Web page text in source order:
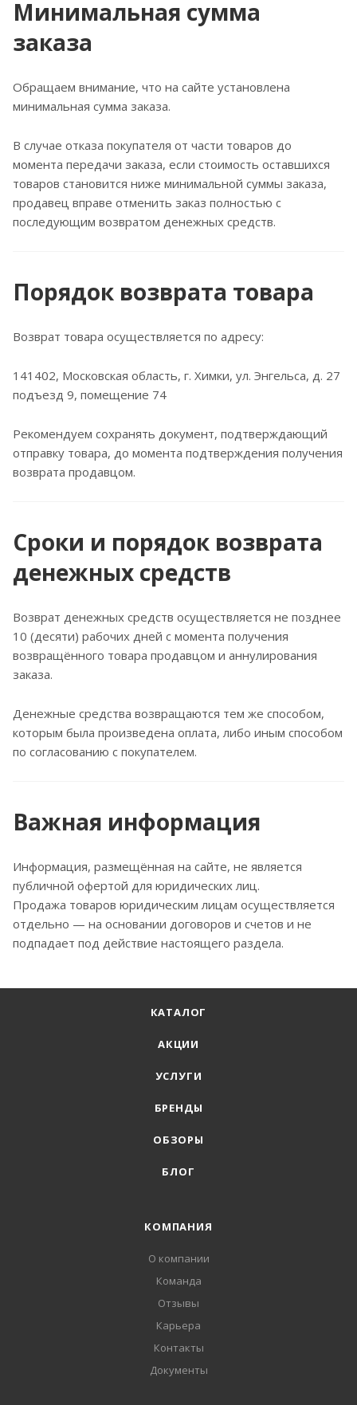
Минимальная сумма
заказа
Обращаем внимание, что на сайте установлена
минимальная сумма заказа.
В случае отказа покупателя от части товаров до
момента передачи заказа, если стоимость оставшихся
товаров становится ниже минимальной суммы заказа,
продавец вправе отменить заказ полностью с
последующим возвратом денежных средств.
Порядок возврата товара
Возврат товара осуществляется по адресу:
141402, Московская область, г. Химки, ул. Энгельса, д. 27
подъезд 9, помещение 74
Рекомендуем сохранять документ, подтверждающий
отправку товара, до момента подтверждения получения
возврата продавцом.
Сроки и порядок возврата
денежных средств
Возврат денежных средств осуществляется не позднее
10 (десяти) рабочих дней с момента получения
возвращённого товара продавцом и аннулирования
заказа.
Денежные средства возвращаются тем же способом,
которым была произведена оплата, либо иным способом
по согласованию с покупателем.
Важная информация
Информация, размещённая на сайте, не является
публичной офертой для юридических лиц.
Продажа товаров юридическим лицам осуществляется
отдельно — на основании договоров и счетов и не
подпадает под действие настоящего раздела.
КАТАЛОГ
АКЦИИ
УСЛУГИ
БРЕНДЫ
ОБЗОРЫ
БЛОГ
КОМПАНИЯ
О компании
Команда
Отзывы
Карьера
Контакты
Документы